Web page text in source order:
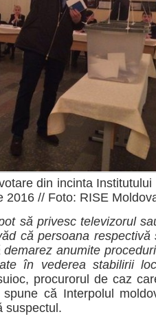
din incinta Institutului
2016 // Foto: RISE
să privesc televizorul
că persoana respectivă
anumite
în vederea stabilirii
procurorul de caz
că Interpolul
suspectul.